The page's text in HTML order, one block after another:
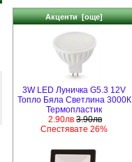
Акценти [още]
3W LED Луничка G5.3 12V
Топло Бяла Светлина 3000К
Термопластик
2.90лв 3.90лв
Спестявате 26%